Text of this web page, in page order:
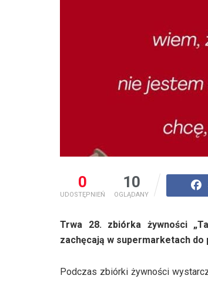
0
UDOSTĘPNIEŃ
10
OGLĄDANY
Trwa 28. zbiórka żywności
zachęcają w supermarketach
Podczas zbiórki żywności